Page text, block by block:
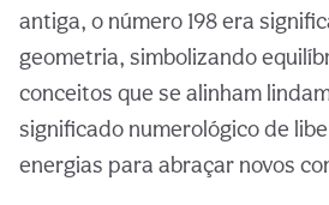
antiga, o número 198 era
geometria, simbolizando
conceitos que se alinham
significado numerológico de
energias para abraçar novos